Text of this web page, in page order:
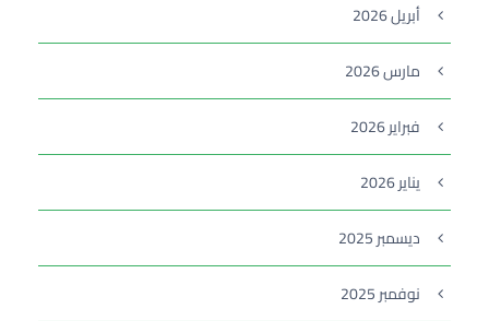
أبريل 2026
مارس 2026
فبراير 2026
يناير 2026
ديسمبر 2025
نوفمبر 2025